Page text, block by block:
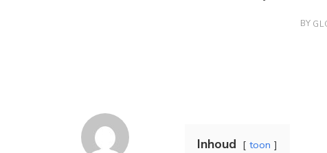
BY
Inhoud toon